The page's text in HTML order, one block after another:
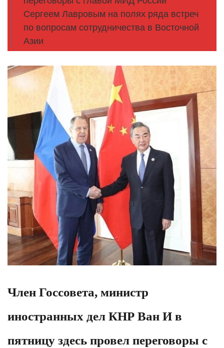
Сергеем Лавровым на полях ряда встреч
по вопросам сотрудничества в Восточной
Азии
Член Госсовета, министр
иностранных дел КНР Ван И в
пятницу здесь провел переговоры с